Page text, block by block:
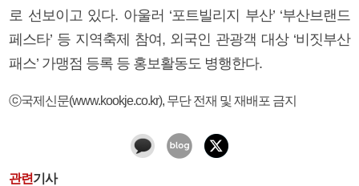
로 선보이고 있다. 아울러 ‘포트빌리지 부산’ ‘부산브랜드
페스타’ 등 지역축제 참여, 외국인 관광객 대상 ‘비짓부산
패스’ 가맹점 등록 등 홍보활동도 병행한다.
ⓒ국제신문(www.kookje.co.kr), 무단 전재 및 재배포 금지
관련기사